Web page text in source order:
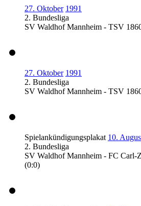
27. Oktober 1991
2. Bundesliga
SV Waldhof Mannheim - TSV
27. Oktober 1991
2. Bundesliga
SV Waldhof Mannheim - TSV
Spielankündigungsplakat 10.
2. Bundesliga
SV Waldhof Mannheim - FC Carl-
(0:0)